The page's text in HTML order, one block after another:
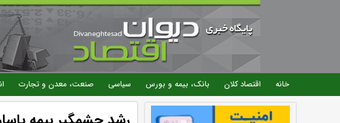
خانه اقتصاد کلان بانک، بیمه و بورس سیاسی صنعت، معدن و تجارت